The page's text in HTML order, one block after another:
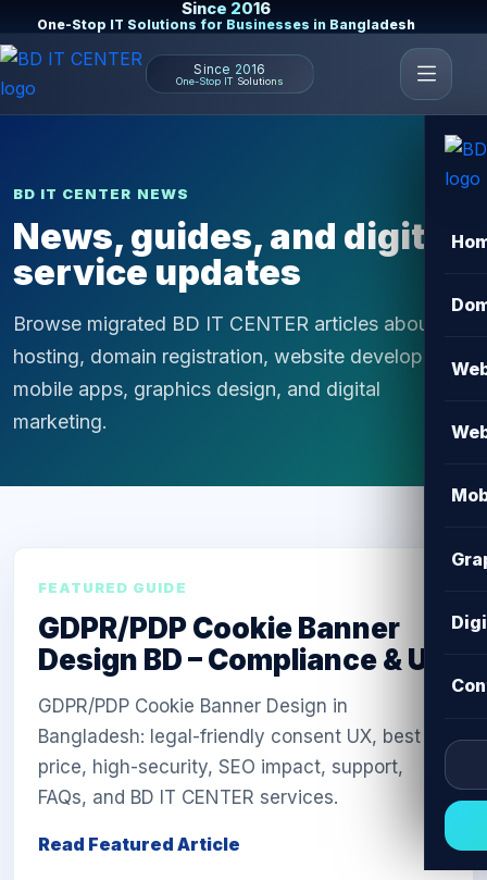
Since 2016
One-Stop IT Solutions for Businesses in Bangladesh
Since 2016
One-Stop IT Solutions
BD IT CENTER NEWS
News, guides, and digital
service updates
Browse migrated BD IT CENTER articles about
hosting, domain registration, website development,
mobile apps, graphics design, and digital
marketing.
FEATURED GUIDE
GDPR/PDP Cookie Banner
Design BD – Compliance & UX
GDPR/PDP Cookie Banner Design in
Bangladesh: legal-friendly consent UX, best
price, high-security, SEO impact, support,
FAQs, and BD IT CENTER services.
Read Featured Article